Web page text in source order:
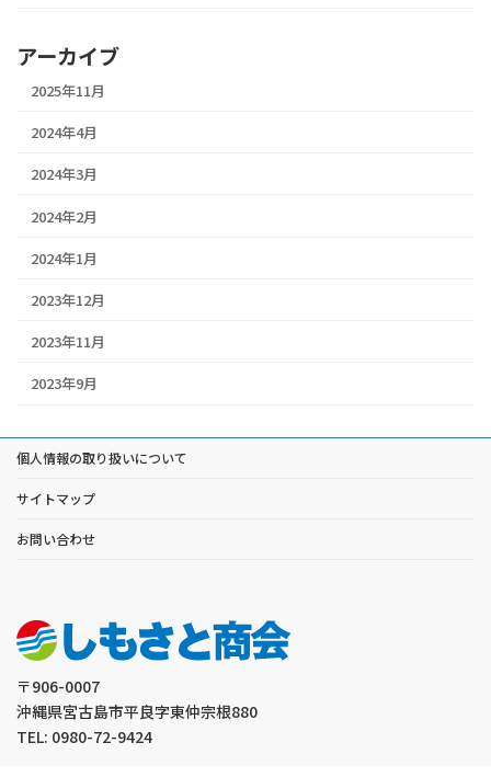
アーカイブ
2025年11月
2024年4月
2024年3月
2024年2月
2024年1月
2023年12月
2023年11月
2023年9月
個人情報の取り扱いについて
サイトマップ
お問い合わせ
〒906-0007
沖縄県宮古島市平良字東仲宗根880
TEL: 0980-72-9424